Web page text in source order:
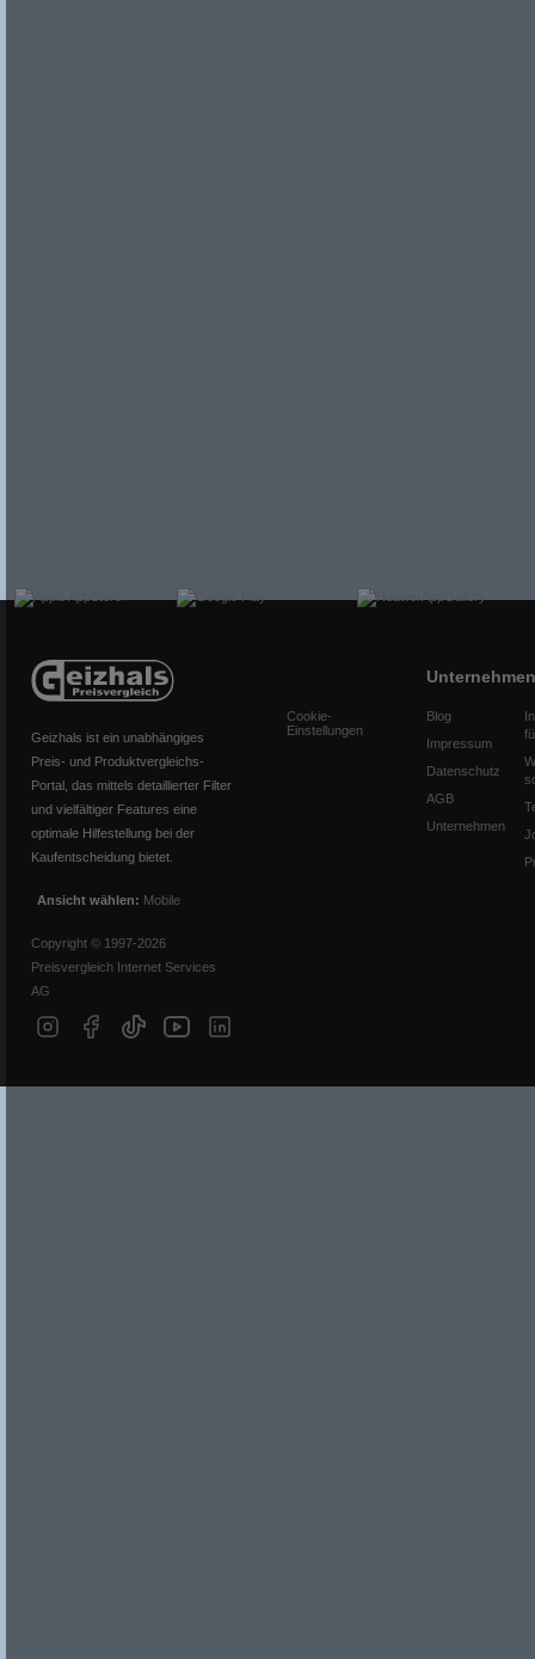
Geizhals ist ein unabhängiges
Preis- und Produktvergleichs-
Portal, das mittels detaillierter Filter
und vielfältiger Features eine
optimale Hilfestellung bei der
Kaufentscheidung bietet.
Ansicht wählen: Mobile
Copyright © 1997-2026
Preisvergleich Internet Services
AG
Cookie-
Einstellungen
Unternehmen
Blog
Impressum
Datenschutz
AGB
Unternehmen